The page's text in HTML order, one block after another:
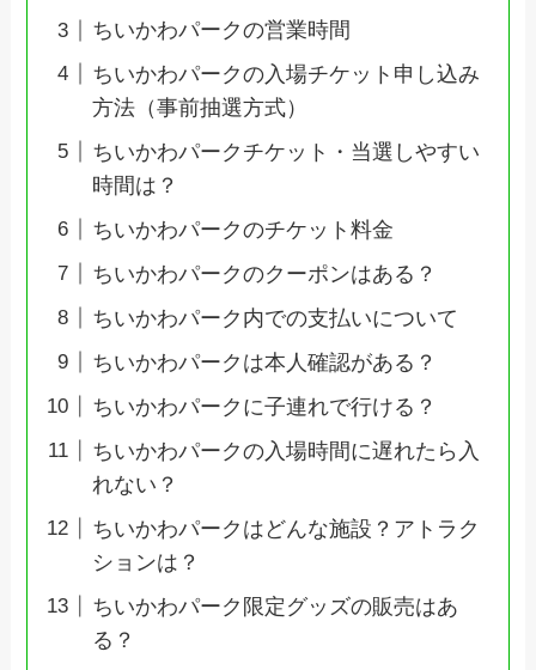
ちいかわパークの営業時間
ちいかわパークの入場チケット申し込み
方法（事前抽選方式）
ちいかわパークチケット・当選しやすい
時間は？
ちいかわパークのチケット料金
ちいかわパークのクーポンはある？
ちいかわパーク内での支払いについて
ちいかわパークは本人確認がある？
ちいかわパークに子連れで行ける？
ちいかわパークの入場時間に遅れたら入
れない？
ちいかわパークはどんな施設？アトラク
ションは？
ちいかわパーク限定グッズの販売はあ
る？